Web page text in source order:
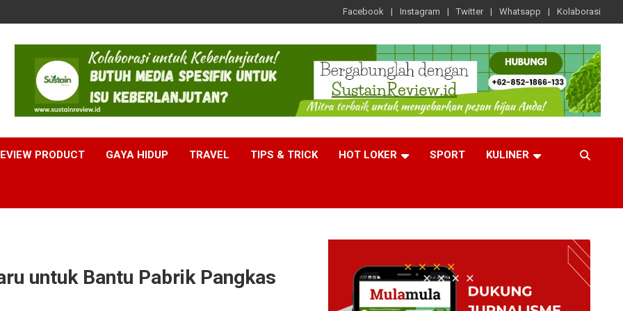
Facebook Instagram Twitter Whatsapp Kolaborasi
PRODUCT GAYA HIDUP TRAVEL TIPS & TRICK HOT LOKER SPORT KULINER
untuk Bantu Pabrik Pangkas